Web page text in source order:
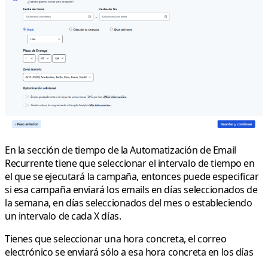
En la sección de tiempo de la Automatización de Email
Recurrente tiene que seleccionar el intervalo de tiempo en
el que se ejecutará la campaña, entonces puede especificar
si esa campaña enviará los emails en días seleccionados de
la semana, en días seleccionados del mes o estableciendo
un intervalo de cada X días.
Tienes que seleccionar una hora concreta, el correo
electrónico se enviará sólo a esa hora concreta en los días